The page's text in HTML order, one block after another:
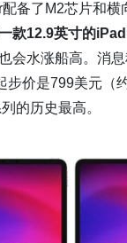
备了M2芯片和横
款12.9英寸的iPad
会水涨船高。消
步价是799美元（
的历史最高。